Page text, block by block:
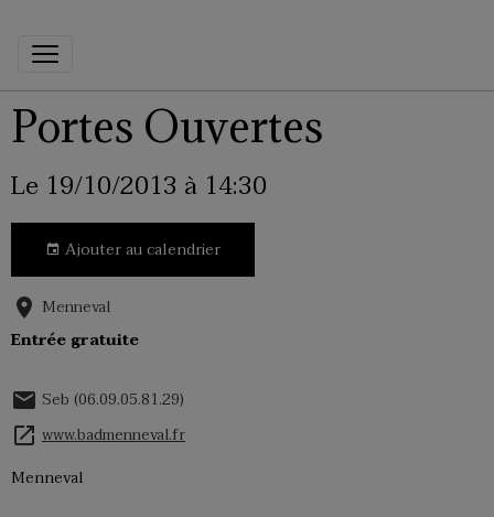
Portes Ouvertes
Le 19/10/2013 à 14:30
Ajouter au calendrier
Menneval
Entrée gratuite
Seb (06.09.05.81.29)
www.badmenneval.fr
Menneval